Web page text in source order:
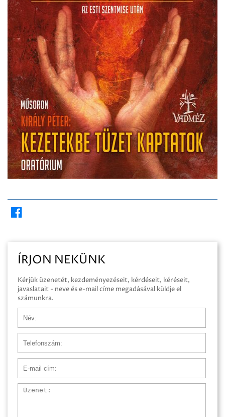
ÍRJON NEKÜNK
Kérjük üzenetét, kezdeményezéseit, kérdéseit, kéréseit,
javaslatait - neve és e-mail címe megadásával küldje el
számunkra.
Üzenet